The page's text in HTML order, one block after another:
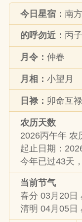
今日星宿：南
的呼勿近：丙
月令：仲春
月相：小望月
日禄： 卯命互
农历天数
2026丙午年 农
起止日期：
今年已过43天
当前节气
春分 03月20日
清明 04月05日